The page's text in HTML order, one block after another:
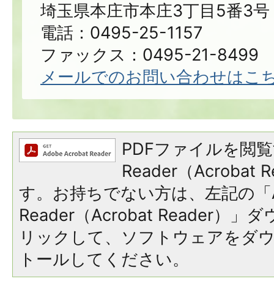
埼玉県本庄市本庄3丁目5番3号
電話：0495-25-1157
ファックス：0495-21-8499
メールでのお問い合わせはこ
PDFファイルを閲
Reader（Acrobat
す。お持ちでない方は、左記の
Reader（Acrobat Reader）」ダ
リックして、ソフトウェアをダ
トールしてください。